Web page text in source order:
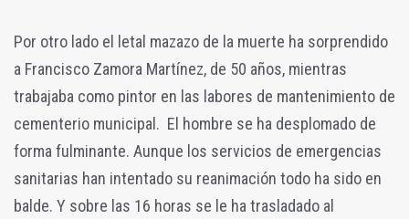
Por otro lado el letal mazazo de la muerte ha sorprendido
a Francisco Zamora Martínez, de 50 años, mientras
trabajaba como pintor en las labores de mantenimiento de
cementerio municipal. El hombre se ha desplomado de
forma fulminante. Aunque los servicios de emergencias
sanitarias han intentado su reanimación todo ha sido en
balde. Y sobre las 16 horas se le ha trasladado al